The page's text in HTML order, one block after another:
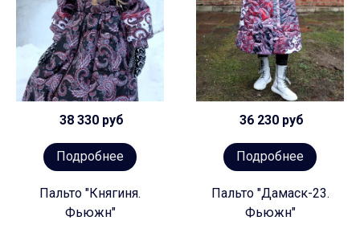
38 330 руб
Подробнее
Пальто "Княгиня.
Фьюжн"
36 230 руб
Подробнее
Пальто "Дамаск-23.
Фьюжн"